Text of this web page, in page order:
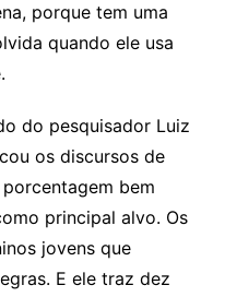
porque tem uma
quando ele usa
do pesquisador Luiz
os discursos de
bem
principal alvo. Os
jovens que
E ele traz dez